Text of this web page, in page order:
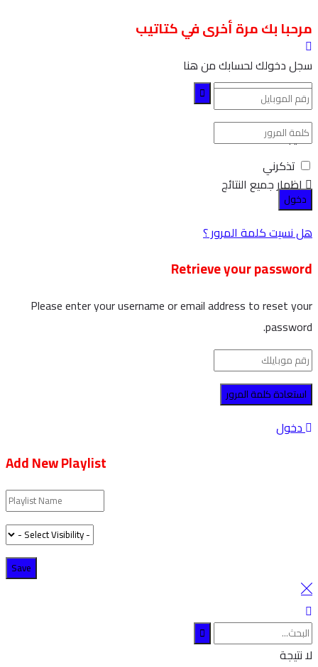
لا نتيجة
اظهار جميع النتائج
مرحبا بك مرة أخرى في كتاتيب
سجل دخولك لحسابك من هنا
تذكرني
هل نسيت كلمة المرور ؟
Retrieve your password
Please enter your username or email address to reset your
password.
دخول
Add New Playlist
لا نتيجة